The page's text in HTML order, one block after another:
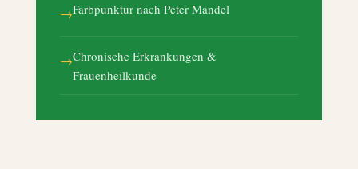
→Farbpunktur nach Peter Mandel
→Chronische Erkrankungen &
Frauenheilkunde